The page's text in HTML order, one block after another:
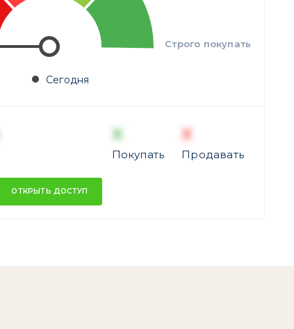
Строго покупать
Сегодня
X
Покупать
X
Продавать
ОТКРЫТЬ ДОСТУП